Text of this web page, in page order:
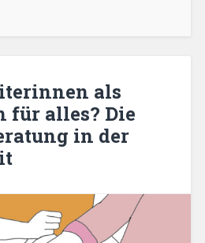
als
für alles? Die
in der